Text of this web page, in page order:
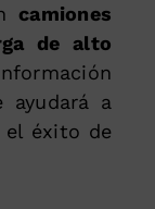
camiones
de alto
ayudará a
el éxito de